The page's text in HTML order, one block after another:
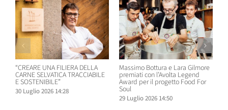
“CREARE UNA FILIERA DELLA
CARNE SELVATICA TRACCIABILE
E SOSTENIBILE”
30 Luglio 2026 14:28
Massimo Bottura e Lara Gilmore
premiati con l’Avolta Legend
Award per il progetto Food For
Soul
29 Luglio 2026 14:50